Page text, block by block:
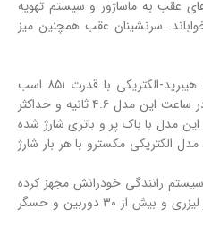
به ماساژور و سیستم تهویه
سرنشینان عقب همچنین میز
قوی‌ترین مدل مکسترو قوای محرکه هیبرید-الکتریکی با قدرت ۸۵۱ اسب
بخار دارد. شتاب صفر تا ۱۰۰ کیلومتر در ساعت این مدل ۴.۶ ثانیه و حداکثر
این مدل با باک پر و باتری شارژ شده
حرکت کند. مدل الکتریکی مکسترو با هر بار شارژ
رانندگی خودرانش مجهز کرده
است. این سیستم با کمک چهار رادار لیزری و بیش از ۳۰ دوربین و حسگر